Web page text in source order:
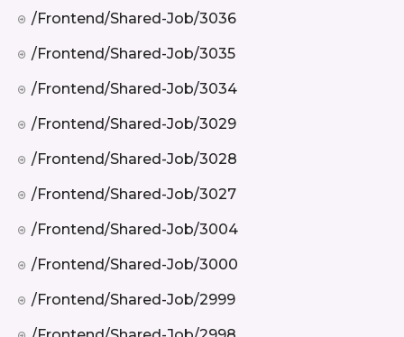
/frontend/shared-Job/3036
/frontend/shared-Job/3035
/frontend/shared-Job/3034
/frontend/shared-Job/3029
/frontend/shared-Job/3028
/frontend/shared-Job/3027
/frontend/shared-Job/3004
/frontend/shared-Job/3000
/frontend/shared-Job/2999